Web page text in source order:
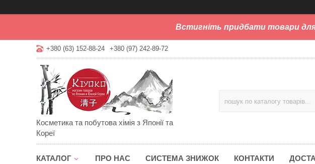
Встигніть придбати товари для
+380 (63) 152-88-24 +380 (97) 242-89-72
Косметика та побутова хімія з Японії та
Кореї
КАТАЛОГ ПРО НАС СИСТЕМА ЗНИЖОК КОНТАКТИ